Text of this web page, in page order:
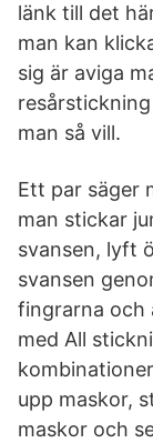
länk till det
man kan
sig är aviga
man så vill.
Ett par säger
man stickar
svansen, lyft
svansen
fingrarna och
med All
upp maskor,
maskor och